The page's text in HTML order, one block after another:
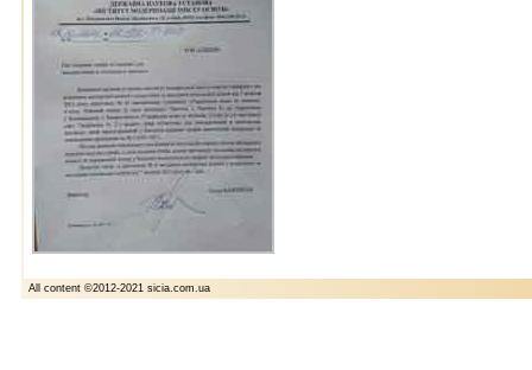
All content ©2012-2021 sicia.com.ua